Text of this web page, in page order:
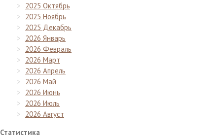
2025 Октябрь
2025 Ноябрь
2025 Декабрь
2026 Январь
2026 Февраль
2026 Март
2026 Апрель
2026 Май
2026 Июнь
2026 Июль
2026 Август
Статистика